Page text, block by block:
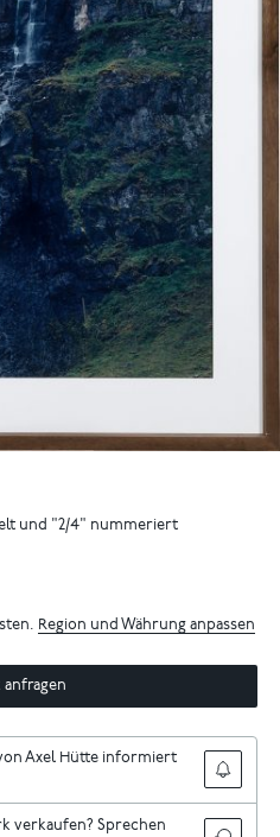
und "2/4" nummeriert
Region und Währung anpassen
anfragen
Axel Hütte informiert
verkaufen? Sprechen